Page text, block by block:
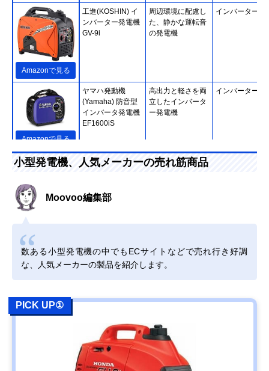
Amazonで見る
工進(KOSHIN) イ
ンバーター発電機
GV-9i
周辺環境に配慮し
た、静かな運転音
の発電機
インバーター
Amazonで見る
ヤマハ発動機
(Yamaha) 防音型
インバータ発電機
EF1600iS
高出力と軽さを両
立したインバータ
ー発電機
インバーター
Amazonで見る
Honda(ホンダ)
EU18i JN
プロユースに応え
る発電力と優れた
Amazonで見る
(Yamabiko) イン
バータ発電機
で使える優れた機
動性
ワキタ MEIHO
HPG2300i
高出力ながらコス
パに優れたインバ
ータ発電機
小型発電機、人気メーカーの売れ筋商品
Moovoo編集部
数ある小型発電機の中でもECサイトなどで売れ行き好調
な、人気メーカーの製品を紹介します。
PICK UP①